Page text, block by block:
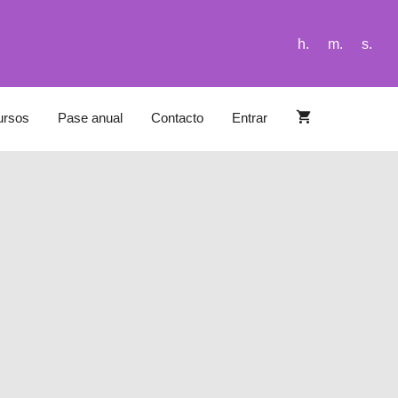
h. m. s.
Pase anual Contacto Entrar